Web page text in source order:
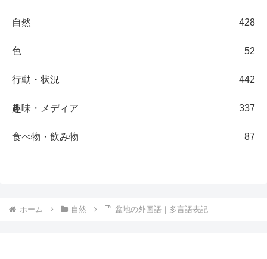
自然 428
色 52
行動・状況 442
趣味・メディア 337
食べ物・飲み物 87
ホーム 自然 盆地の外国語｜多言語表記